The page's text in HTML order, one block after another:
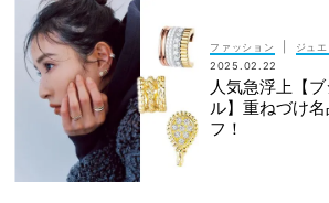
ファッション
ジュ
2025.02.22
人気急浮上【
ル】重ねづけ
フ！